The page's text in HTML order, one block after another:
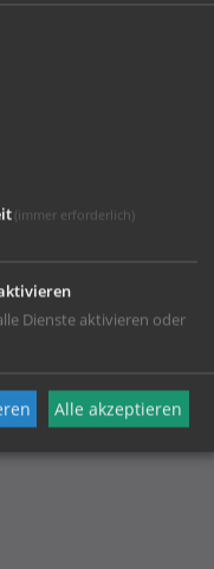
(immer erforderlich)
Dienste aktivieren oder
Alle akzeptieren